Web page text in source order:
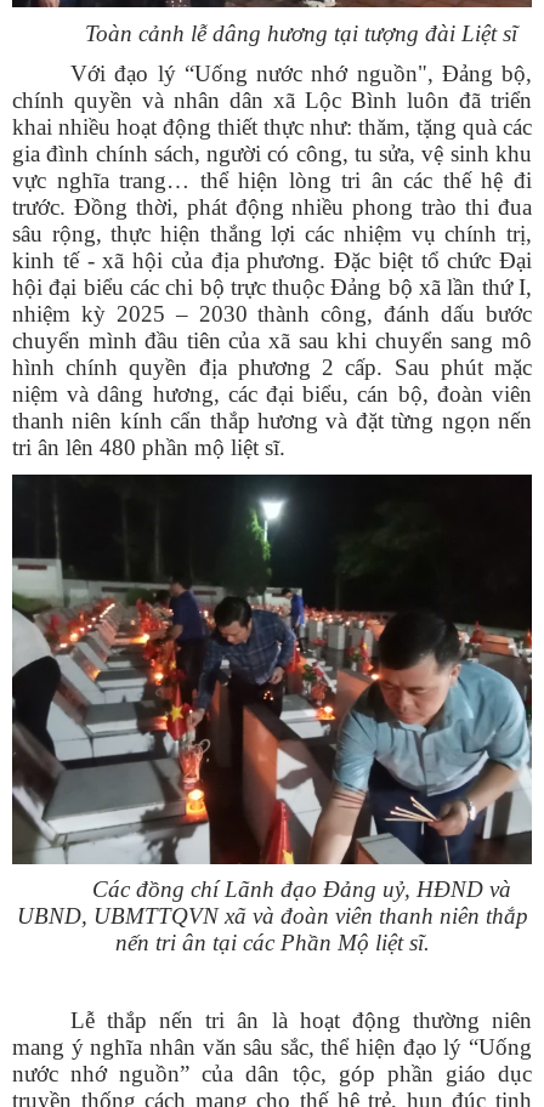
Toàn cảnh lễ dâng hương tại tượng đài Liệt sĩ
Với đạo lý “Uống nước nhớ nguồn", Đảng bộ,
chính quyền và nhân dân xã Lộc Bình luôn đã triển
khai nhiều hoạt động thiết thực như: thăm, tặng quà các
gia đình chính sách, người có công, tu sửa, vệ sinh khu
vực nghĩa trang… thể hiện lòng tri ân các thế hệ đi
trước. Đồng thời, phát động nhiều phong trào thi đua
sâu rộng, thực hiện thắng lợi các nhiệm vụ chính trị,
kinh tế - xã hội của địa phương. Đặc biệt tổ chức Đại
hội đại biểu các chi bộ trực thuộc Đảng bộ xã lần thứ I,
nhiệm kỳ 2025 – 2030 thành công, đánh dấu bước
chuyển mình đầu tiên của xã sau khi chuyển sang mô
hình chính quyền địa phương 2 cấp. Sau phút mặc
niệm và dâng hương, các đại biểu, cán bộ, đoàn viên
thanh niên kính cẩn thắp hương và đặt từng ngọn nến
tri ân lên 480 phần mộ liệt sĩ.
Các đồng chí Lãnh đạo Đảng uỷ, HĐND và
UBND, UBMTTQVN xã và đoàn viên thanh niên thắp
nến tri ân tại các Phần Mộ liệt sĩ.
Lễ thắp nến tri ân là hoạt động thường niên
mang ý nghĩa nhân văn sâu sắc, thể hiện đạo lý “Uống
nước nhớ nguồn” của dân tộc, góp phần giáo dục
truyền thống cách mạng cho thế hệ trẻ, hun đúc tinh